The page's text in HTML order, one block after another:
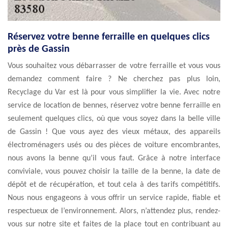
Réservez votre benne ferraille en quelques clics
près de Gassin
Vous souhaitez vous débarrasser de votre ferraille et vous vous
demandez comment faire ? Ne cherchez pas plus loin,
Recyclage du Var est là pour vous simplifier la vie. Avec notre
service de location de bennes, réservez votre benne ferraille en
seulement quelques clics, où que vous soyez dans la belle ville
de Gassin ! Que vous ayez des vieux métaux, des appareils
électroménagers usés ou des pièces de voiture encombrantes,
nous avons la benne qu’il vous faut. Grâce à notre interface
conviviale, vous pouvez choisir la taille de la benne, la date de
dépôt et de récupération, et tout cela à des tarifs compétitifs.
Nous nous engageons à vous offrir un service rapide, fiable et
respectueux de l’environnement. Alors, n’attendez plus, rendez-
vous sur notre site et faites de la place tout en contribuant au